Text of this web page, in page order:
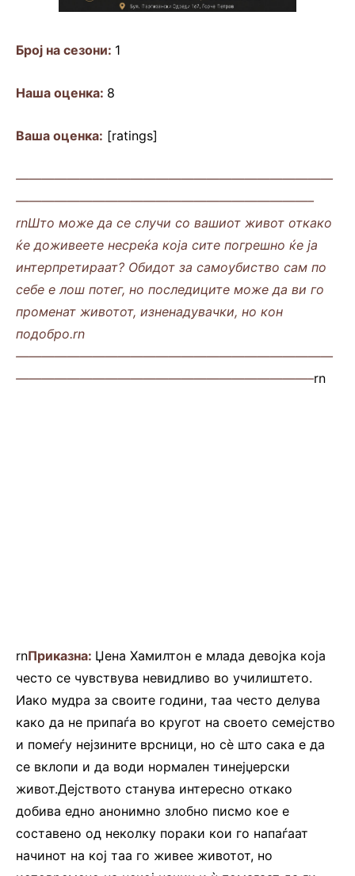
Број на сезони: 1
Наша оценка: 8
Ваша оценка: [ratings]
—————————————————————————
———————————————————————–
rnШто може да се случи со вашиот живот откако
ќе доживеете несреќа која сите погрешно ќе ја
интерпретираат? Обидот за самоубиство сам по
себе е лош потег, но последиците може да ви го
променат животот, изненадувачки, но кон
подобро.rn
—————————————————————————
———————————————————————–rn
rnПриказна: Џена Хамилтон е млада девојка која
често се чувствува невидливо во училиштето.
Иако мудра за своите години, таа често делува
како да не припаѓа во кругот на своето семејство
и помеѓу нејзините врсници, но сè што сака е да
се вклопи и да води нормален тинејџерски
живот.Дејството станува интересно откако
добива едно анонимно злобно писмо кое е
составено од неколку пораки кои го напаѓаат
начинот на кој таа го живее животот, но